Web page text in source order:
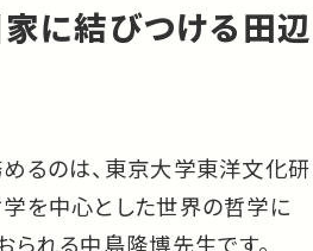
に結びつける田辺
るのは、東京大学東洋文化研
を中心とした世界の哲学に
られる中島隆博先生です。